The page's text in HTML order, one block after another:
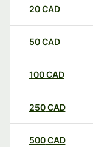
20CAD
50CAD
100CAD
250CAD
500CAD